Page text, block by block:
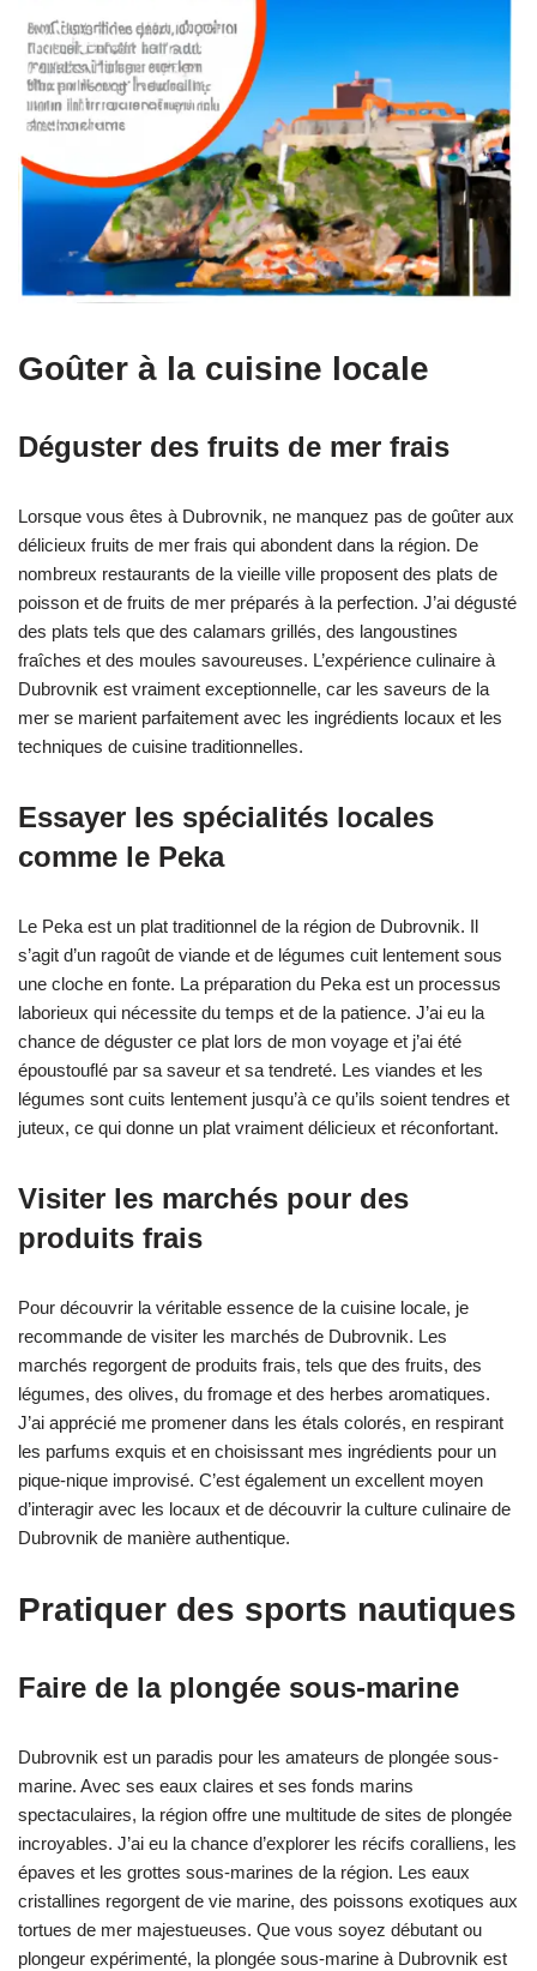
Goûter à la cuisine locale
Déguster des fruits de mer frais
Lorsque vous êtes à Dubrovnik, ne manquez pas de goûter aux
délicieux fruits de mer frais qui abondent dans la région. De
nombreux restaurants de la vieille ville proposent des plats de
poisson et de fruits de mer préparés à la perfection. J’ai dégusté
des plats tels que des calamars grillés, des langoustines
fraîches et des moules savoureuses. L’expérience culinaire à
Dubrovnik est vraiment exceptionnelle, car les saveurs de la
mer se marient parfaitement avec les ingrédients locaux et les
techniques de cuisine traditionnelles.
Essayer les spécialités locales
comme le Peka
Le Peka est un plat traditionnel de la région de Dubrovnik. Il
s’agit d’un ragoût de viande et de légumes cuit lentement sous
une cloche en fonte. La préparation du Peka est un processus
laborieux qui nécessite du temps et de la patience. J’ai eu la
chance de déguster ce plat lors de mon voyage et j’ai été
époustouflé par sa saveur et sa tendreté. Les viandes et les
légumes sont cuits lentement jusqu’à ce qu’ils soient tendres et
juteux, ce qui donne un plat vraiment délicieux et réconfortant.
Visiter les marchés pour des
produits frais
Pour découvrir la véritable essence de la cuisine locale, je
recommande de visiter les marchés de Dubrovnik. Les
marchés regorgent de produits frais, tels que des fruits, des
légumes, des olives, du fromage et des herbes aromatiques.
J’ai apprécié me promener dans les étals colorés, en respirant
les parfums exquis et en choisissant mes ingrédients pour un
pique-nique improvisé. C’est également un excellent moyen
d’interagir avec les locaux et de découvrir la culture culinaire de
Dubrovnik de manière authentique.
Pratiquer des sports nautiques
Faire de la plongée sous-marine
Dubrovnik est un paradis pour les amateurs de plongée sous-
marine. Avec ses eaux claires et ses fonds marins
spectaculaires, la région offre une multitude de sites de plongée
incroyables. J’ai eu la chance d’explorer les récifs coralliens, les
épaves et les grottes sous-marines de la région. Les eaux
cristallines regorgent de vie marine, des poissons exotiques aux
tortues de mer majestueuses. Que vous soyez débutant ou
plongeur expérimenté, la plongée sous-marine à Dubrovnik est